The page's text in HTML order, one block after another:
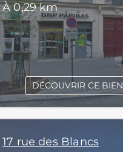
À 0,29 km
DÉCOUVRIR CE BIEN
17 rue des Blancs